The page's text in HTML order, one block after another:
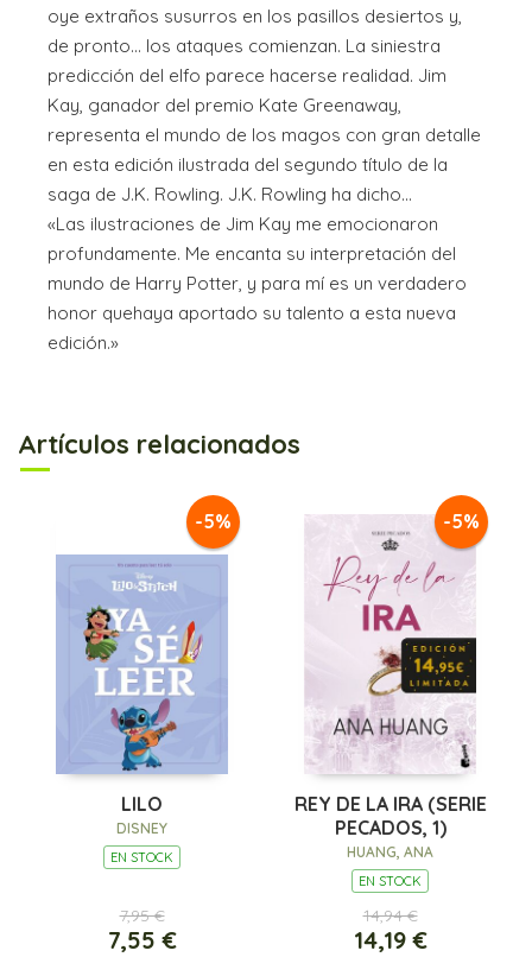
oye extraños susurros en los pasillos desiertos y,
de pronto... los ataques comienzan. La siniestra
predicción del elfo parece hacerse realidad. Jim
Kay, ganador del premio Kate Greenaway,
representa el mundo de los magos con gran detalle
en esta edición ilustrada del segundo título de la
saga de J.K. Rowling. J.K. Rowling ha dicho...
«Las ilustraciones de Jim Kay me emocionaron
profundamente. Me encanta su interpretación del
mundo de Harry Potter, y para mí es un verdadero
honor quehaya aportado su talento a esta nueva
edición.»
Artículos relacionados
-5%
LILO
DISNEY
EN STOCK
7,95 €
7,55 €
-5%
REY DE LA IRA (SERIE
PECADOS, 1)
HUANG, ANA
EN STOCK
14,94 €
14,19 €